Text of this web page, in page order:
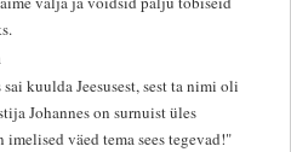
kuulda Jeesusest, sest ta nimi oli
Johannes on surnuist üles
imelised väed tema sees tegevad!"